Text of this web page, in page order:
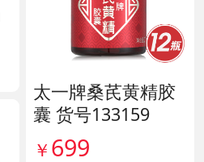
太一牌桑芪黄精胶
囊 货号133159
￥ 699